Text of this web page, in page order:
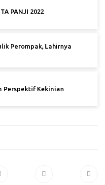
PANJI 2022
Perompak, Lahirnya
Perspektif Kekinian